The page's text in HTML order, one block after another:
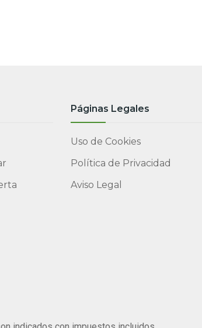
Páginas Legales
Uso de Cookies
Política de Privacidad
Aviso Legal